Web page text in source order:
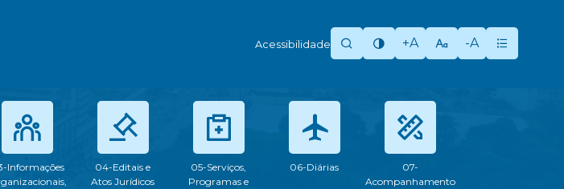
Acessibilidade +A -A
Informações
04-Editais e
Atos Jurídicos
05-Serviços,
Programas e
06-Diárias
07-
Acompanhamento